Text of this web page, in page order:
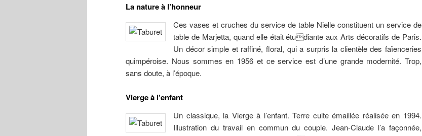
La nature à l’honneur
Ces vases et cruches du service de table Nielle constituent un service de
table de Marjetta, quand elle était étudiante aux Arts décoratifs de Paris.
Un décor simple et raffiné, floral, qui a surpris la clientèle des faïenceries
quimpéroise. Nous sommes en 1956 et ce service est d’une grande modernité. Trop,
sans doute, à l’époque.
Vierge à l’enfant
Un classique, la Vierge à l’enfant. Terre cuite émaillée réalisée en 1994.
Illustration du travail en commun du couple. Jean-Claude l’a façonnée,